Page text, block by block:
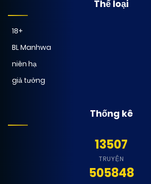
Thể loại
18+
BL Manhwa
niên hạ
giả tưởng
Thống kê
13507
TRUYỆN
505848